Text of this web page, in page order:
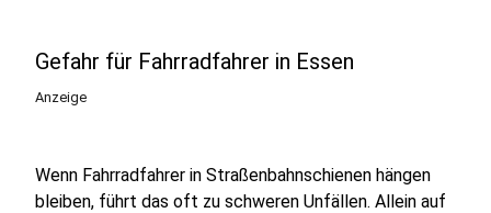
Gefahr für Fahrradfahrer in Essen
Anzeige
Wenn Fahrradfahrer in Straßenbahnschienen hängen
bleiben, führt das oft zu schweren Unfällen. Allein auf